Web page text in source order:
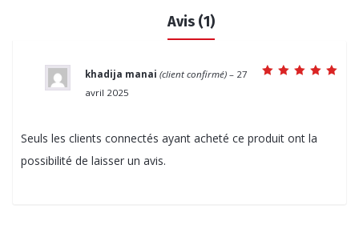
Avis (1)
khadija manai (client confirmé) – 27
avril 2025
Seuls les clients connectés ayant acheté ce produit ont la
possibilité de laisser un avis.